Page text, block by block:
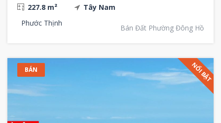
227.8 m²
Tây Nam
Phước Thịnh
Bán Đất Phường Đông Hồ
BÁN NỔI BẬT